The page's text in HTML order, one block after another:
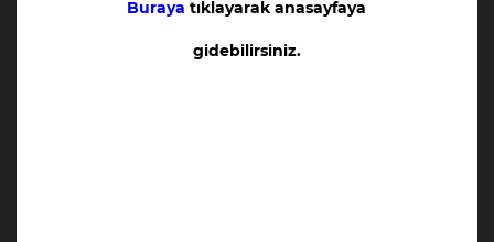
Buraya tıklayarak anasayfaya
gidebilirsiniz.